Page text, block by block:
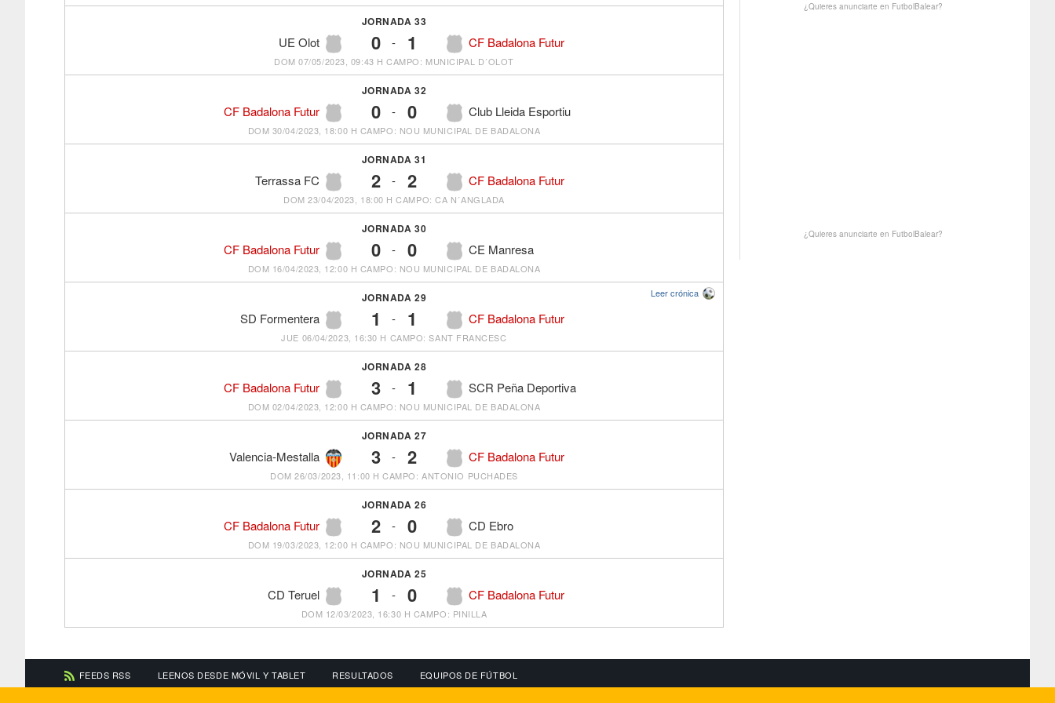
JORNADA 33
UE Olot 0 - CF Badalona Futur
1
DOM 07/05/2023, 09:43 H CAMPO: MUNICIPAL D´OLOT
JORNADA 32
CF Badalona Futur 0 - Club Lleida Esportiu
0
DOM 30/04/2023, 18:00 H CAMPO: NOU MUNICIPAL DE BADALONA
JORNADA 31
Terrassa FC 2 - CF Badalona Futur
2
DOM 23/04/2023, 18:00 H CAMPO: CA N´ANGLADA
JORNADA 30
CF Badalona Futur 0 - CE Manresa
0
DOM 16/04/2023, 12:00 H CAMPO: NOU MUNICIPAL DE BADALONA
JORNADA 29
SD Formentera 1 - CF Badalona Futur
1
JUE 06/04/2023, 16:30 H CAMPO: SANT FRANCESC
Leer crónica
JORNADA 28
CF Badalona Futur 3 - SCR Peña Deportiva
1
DOM 02/04/2023, 12:00 H CAMPO: NOU MUNICIPAL DE BADALONA
JORNADA 27
Valencia-Mestalla 3 - CF Badalona Futur
2
DOM 26/03/2023, 11:00 H CAMPO: ANTONIO PUCHADES
JORNADA 26
CF Badalona Futur 2 - CD Ebro
0
DOM 19/03/2023, 12:00 H CAMPO: NOU MUNICIPAL DE BADALONA
JORNADA 25
CD Teruel 1 - CF Badalona Futur
0
DOM 12/03/2023, 16:30 H CAMPO: PINILLA
¿Quieres anunciarte en FutbolBalear?
¿Quieres anunciarte en FutbolBalear?
FEEDS RSS LEENOS DESDE MÓVIL Y TABLET RESULTADOS EQUIPOS DE FÚTBOL